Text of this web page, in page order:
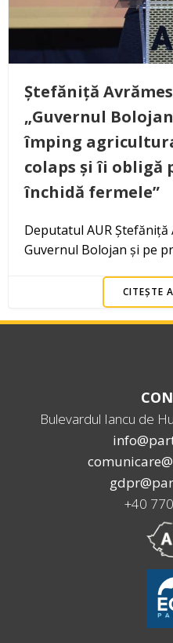
Ștefăniță
„Guvernul
împing
colaps și îi obligă
închidă fermele”
Deputatul AUR Ștefăniță
Guvernul Bolojan și pe
CITEȘTE
Bulevardul Iancu de
+40